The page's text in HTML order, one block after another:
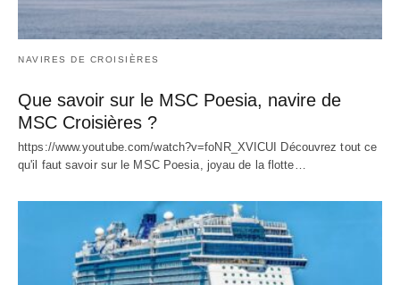
NAVIRES DE CROISIÈRES
Que savoir sur le MSC Poesia, navire de
MSC Croisières ?
https://www.youtube.com/watch?v=foNR_XVICUI Découvrez tout ce
qu'il faut savoir sur le MSC Poesia, joyau de la flotte…